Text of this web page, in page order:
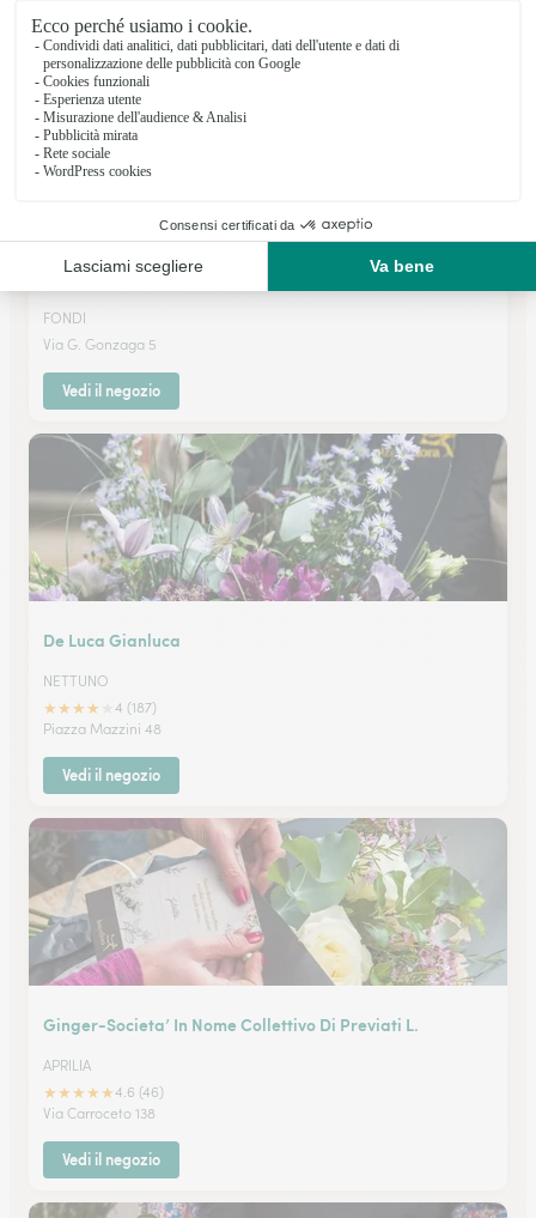
Vedi il negozio
Linea Verde Di Fiore Franco
FONDI
Via G. Gonzaga 5
Vedi il negozio
De Luca Gianluca
NETTUNO
★★★★
4 (187)
Piazza Mazzini 48
Vedi il negozio
Ginger-Societa’ In Nome Collettivo Di Previati L.
APRILIA
★★★★★4.6 (46)
Via Carroceto 138
Vedi il negozio